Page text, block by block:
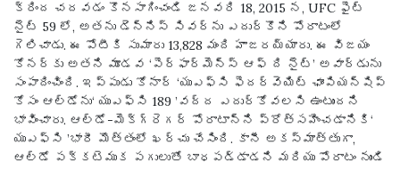
క్రింద చదవడం కొనసాగించండి జనవరి 18, 2015 న, UFC ఫైట్
నైట్ 59 లో, అతను డెన్నిస్ సివర్‌ను ఎదుర్కొని పోరాటంలో
గెలిచాడు. ఈ పోటీకి సుమారు 13,828 మంది హాజరయ్యారు. ఈ విజయం
కోనర్‌కు అతని మూడవ ‘పెర్ఫార్మెన్స్ ఆఫ్ ది నైట్’ అవార్డును
సంపాదించింది. ఇప్పుడు కోనార్ ‘యుఎఫ్‌సి ఫెదర్‌వెయిట్ ఛాంపియన్‌షిప్
కోసం ఆల్డోను‘ యుఎఫ్‌సి 189 ’వద్ద ఎదుర్కోవలసి ఉంటుందని
భావించారు. ఆల్డో-మెక్‌గ్రెగర్ పోరాటాన్ని ప్రోత్సహించడానికి‘
యుఎఫ్‌సి ’భారీ మొత్తంలో ఖర్చు చేసింది. కానీ అకస్మాత్తుగా,
ఆల్డో పక్కటెముక పగులుతో బాధపడ్డాడని మరియు పోరాటం నుండి